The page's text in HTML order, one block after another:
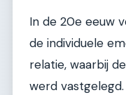
In de 20e eeuw
de individuele
relatie, waarbij
werd